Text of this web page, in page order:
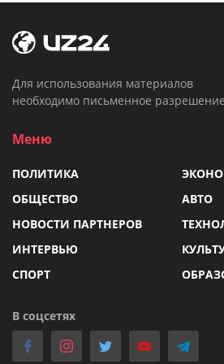
Для использования материалов
необходимо письменное
Меню
ПОЛИТИКА
ОБЩЕСТВО
АВТО
НОВОСТИ ПАРТНЕРОВ
ИНТЕРВЬЮ
СПОРТ
В соцсетях